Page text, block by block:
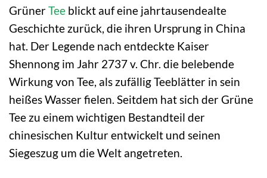
GrünerTee blickt auf eine jahrtausendealte
Geschichte zurück, die ihren Ursprung in China
hat. Der Legende nach entdeckte Kaiser
Shennong im Jahr 2737 v. Chr. die belebende
Wirkung von Tee, als zufällig Teeblätter in sein
heißes Wasser fielen. Seitdem hat sich der Grüne
Tee zu einem wichtigen Bestandteil der
chinesischen Kultur entwickelt und seinen
Siegeszug um die Welt angetreten.